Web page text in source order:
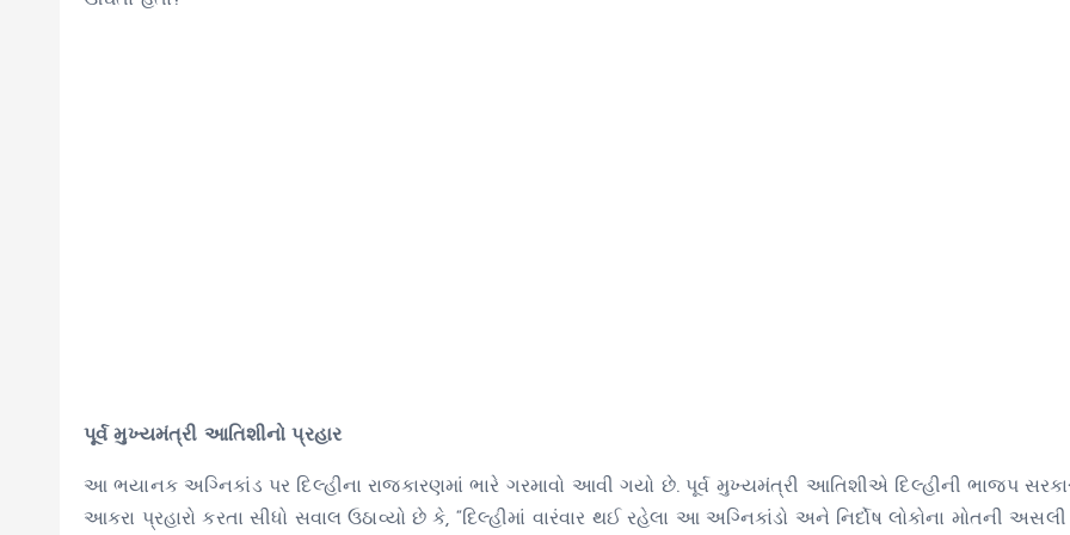
પૂર્વ મુખ્યમંત્રી આતિશીનો પ્રહાર
આ ભયાનક અગ્નિકાંડ પર દિલ્હીના રાજકારણમાં ભારે ગરમાવો આવી ગયો છે. પૂર્વ મુખ્યમંત્રી આતિશીએ દિલ્હીની ભાજપ
આકરા પ્રહારો કરતા સીધો સવાલ ઉઠાવ્યો છે કે, “દિલ્હીમાં વારંવાર થઈ રહેલા આ અગ્નિકાંડો અને નિર્દોષ લોકોના મોતની અસલી